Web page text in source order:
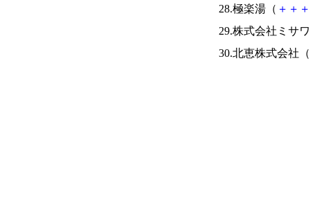
28.極楽湯（ ＋ ＋ ＋
29.株式会社ミサ
30.北恵株式会社（